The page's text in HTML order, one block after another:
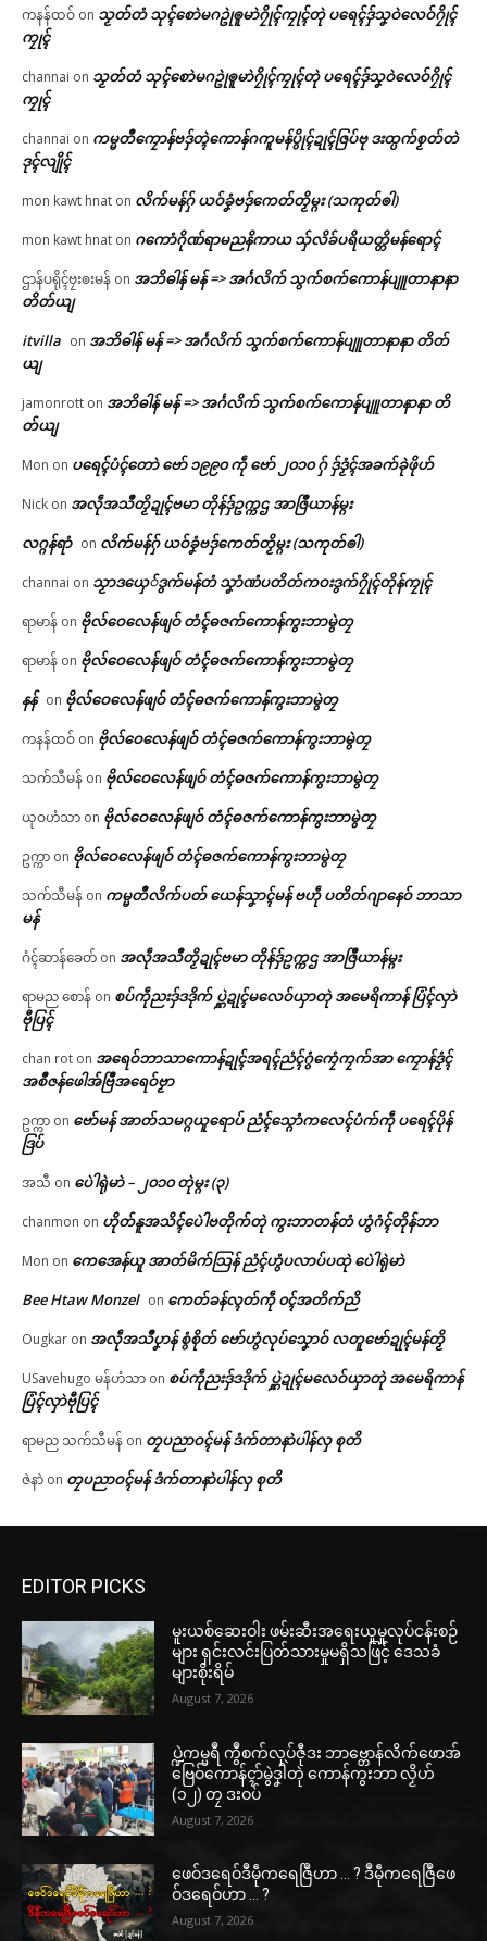
ကနန်ထဝ် on သၟတ်တံ သုၚ်စောဲမဂဥုဲၜူမာဲဂၠိုၚ်ကၠုၚ်တုဲ ပရေၚ်ဒှ်သၞဝဲလေဝ်ဂၠိုၚ်
ကၠုၚ်
channai on သၟတ်တံ သုၚ်စောဲမဂဥုဲၜူမာဲဂၠိုၚ်ကၠုၚ်တုဲ ပရေၚ်ဒှ်သၞဝဲလေဝ်ဂၠိုၚ်
ကၠုၚ်
channai on ကမ္မတဳကၠောန်ဗဒှ်တ္ၚဲကောန်ဂကူမန်ပွိုၚ်ဍုၚ်ဇြပ်ဗု ဒးထ္ပက်စၟတ်တဲ
ဒုၚ်လျိုၚ်
mon kawt hnat on လိက်မန်ဂှ် ယဝ်ခၞံဗဒှ်ကေတ်တၟိမ္ဂး (သကုတ်ၜါ)
mon kawt hnat on ဂကောံဂိုဏ်ရာမညနိကာယ သှ်လိခ်ပရိယတ္တိမန်ရောၚ်
ဌာန်ပရိုၚ်ဗၠးၜးမန် on အဘိဓါန် မန် => အၚ်္ဂလိက် သွက်စက်ကောန်ပျူတာနာနာ
တိတ်ယျ
itvilla on အဘိဓါန် မန် => အၚ်္ဂလိက် သွက်စက်ကောန်ပျူတာနာနာ တိတ်
ယျ
jamonrott on အဘိဓါန် မန် => အၚ်္ဂလိက် သွက်စက်ကောန်ပျူတာနာနာ တိ
တ်ယျ
Mon on ပရေၚ်ပံၚ်တောဲ ဗော် ၁၉၉၀ ကဵု ဗော် ၂၀၁၀ ဂှ် ဒှ်ဒၟံၚ်အခက်ခုဲဖိုဟ်
Nick on အလဵုအသဳတၟိဍုၚ်ဗမာ တိုန်ဒှ်ဥက္ကဌ အာဇြဳယာန်မ္ဂး
လဂ္ဂန်ရာံ on လိက်မန်ဂှ် ယဝ်ခၞံဗဒှ်ကေတ်တၟိမ္ဂး (သကုတ်ၜါ)
channai on သၟာဒယှေ်ဒွက်မန်တံ သၞာံဏံပတိတ်ကဝးဒွက်ဂၠိုၚ်တိုန်ကၠုၚ်
ရာမာန် on ဗိုလ်ဝေလေန်ဖျဝ် တံၚ်ဓဇက်ကောန်ကွးဘာမွဲတၠ
ရာမာန် on ဗိုလ်ဝေလေန်ဖျဝ် တံၚ်ဓဇက်ကောန်ကွးဘာမွဲတၠ
နန် on ဗိုလ်ဝေလေန်ဖျဝ် တံၚ်ဓဇက်ကောန်ကွးဘာမွဲတၠ
ကနန်ထဝ် on ဗိုလ်ဝေလေန်ဖျဝ် တံၚ်ဓဇက်ကောန်ကွးဘာမွဲတၠ
သက်သီမန် on ဗိုလ်ဝေလေန်ဖျဝ် တံၚ်ဓဇက်ကောန်ကွးဘာမွဲတၠ
ယုဝဟံသာ on ဗိုလ်ဝေလေန်ဖျဝ် တံၚ်ဓဇက်ကောန်ကွးဘာမွဲတၠ
ဥက္ကာ on ဗိုလ်ဝေလေန်ဖျဝ် တံၚ်ဓဇက်ကောန်ကွးဘာမွဲတၠ
သက်သီမန် on ကမ္မတဳလိက်ပတ် ယေန်သၞာၚ်မန် ဗဟဵု ပတိတ်ဂျာနေဝ် ဘာသာ
မန်
ဂံၚ်ဆာန်ခေတ် on အလဵုအသဳတၟိဍုၚ်ဗမာ တိုန်ဒှ်ဥက္ကဌ အာဇြဳယာန်မ္ဂး
ရာမည စောန် on စပ်ကဵုညးဒှ်ဒဒိုက် ပ္ဋဲဍုၚ်မလေဝ်ယှာတုဲ အမေရိကာန် ပြံၚ်လှာဲ
ဗီုပြၚ်
chan rot on အရေဝ်ဘာသာကောန်ဍုၚ်အရၚ်ညံၚ်ဂွံကၠေံကၠက်အာ ကၠောန်ဒၟံၚ်
အစဳဇန်ဖေါအ်ဗြဳအရေဝ်ဗၟာ
ဥက္ကာ on ဗော်မန် အာတ်သမဂ္ဂယူရောပ် ညံၚ်သ္ဂောံကလေၚ်ပံက်ကဵု ပရေၚ်ပိုန်
ဒြပ်
အသီ on ပေဲါရုဲမာဲ – ၂၀၁၀ တုဲမ္ဂး (၃)
chanmon on ဟိုတ်နူအသိၚ်ပေဲါဗတိုက်တုဲ ကွးဘာတန်တံ ဟွံဂံၚ်တိုန်ဘာ
Mon on ကေအေန်ယူ အာတ်မိက်သြန် ညံၚ်ဟွံပလာပ်ပထုဲ ပေဲါရုဲမာဲ
Bee Htaw Monzel on ကေတ်ခန်လ္ၚတ်ကဵု ၀ၚ်အတိက်ညိ
Ougkar on အလဵုအသဳပၞာန် စွံစိုတ် ဗော်ဟွံလုပ်သၞောဝ် လတူဗော်ဍုၚ်မန်တၟိ
USavehugo မန်ဟံသာ on စပ်ကဵုညးဒှ်ဒဒိုက် ပ္ဋဲဍုၚ်မလေဝ်ယှာတုဲ အမေရိကာန်
ပြံၚ်လှာဲဗီုပြၚ်
ရာမည သက်သီမန် on တၠပညာဝၚ်မန် ဒံက်တာနာဲပါန်လှ စုတိ
ဇဲနာဲ on တၠပညာဝၚ်မန် ဒံက်တာနာဲပါန်လှ စုတိ
EDITOR PICKS
မူးယစ်ဆေးဝါး ဖမ်းဆီးအရေးယူမှုလုပ်ငန်းစဉ်
များ ရှင်းလင်းပြတ်သားမှုမရှိသဖြင့် ဒေသခံ
များစိုးရိမ်
August 7, 2026
ပ္ဍဲကမ္မရဳ ကွဳစက်လုပ်ဇီုဒး ဘာဗ္တောန်လိက်ဖောအ်
ဗြေဝ်ကောန်ၚာ်မွဲဒၞါဲတုဲ ကောန်ကွးဘာ လၟိဟ်
(၁၂) တၠ ဒးဝပ်
August 7, 2026
ဖေဝ်ဒရေဝ်ဒဳမဵုကရေဇြဳဟာ … ? ဒဳမဵုကရေဇြဳဖေ
ဝ်ဒရေဝ်ဟာ … ?
August 7, 2026